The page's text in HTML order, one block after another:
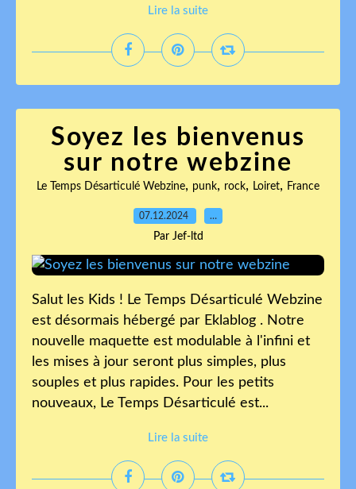
Lire la suite
Soyez les bienvenus
sur notre webzine
Le Temps Désarticulé Webzine, punk, rock, Loiret, France
07.12.2024 …
Par Jef-ltd
Salut les Kids ! Le Temps Désarticulé Webzine
est désormais hébergé par Eklablog . Notre
nouvelle maquette est modulable à l'infini et
les mises à jour seront plus simples, plus
souples et plus rapides. Pour les petits
nouveaux, Le Temps Désarticulé est...
Lire la suite